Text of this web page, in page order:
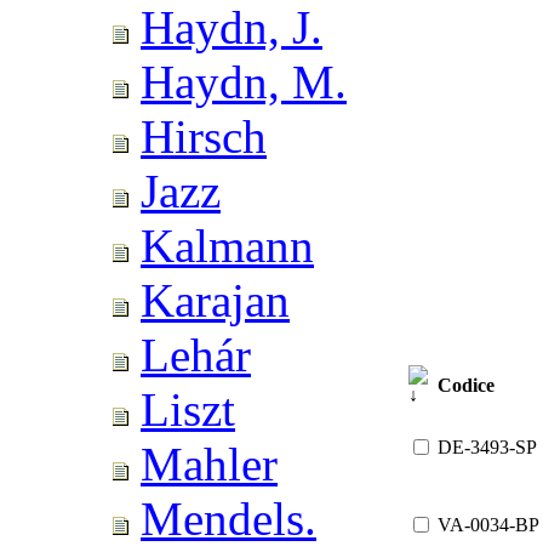
Haydn, J.
Haydn, M.
Hirsch
Jazz
Kalmann
Karajan
Lehár
Liszt
Mahler
Mendels.
Codice
DE-3493-SP
VA-0034-BP